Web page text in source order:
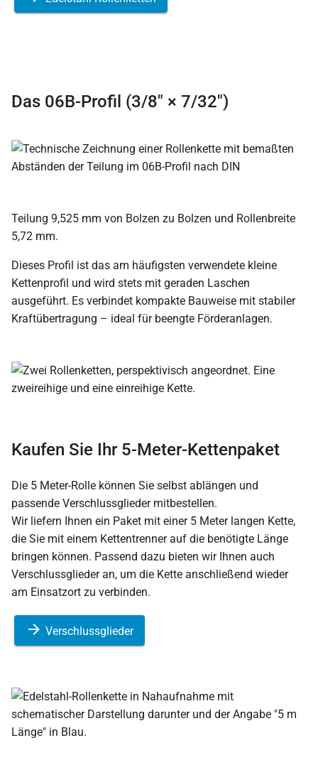
Das 06B-Profil (3/8″ × 7/32″)
Teilung 9,525 mm von Bolzen zu Bolzen und Rollenbreite
5,72 mm.
Dieses Profil ist das am häufigsten verwendete kleine
Kettenprofil und wird stets mit geraden Laschen
ausgeführt. Es verbindet kompakte Bauweise mit stabiler
Kraftübertragung – ideal für beengte Förderanlagen.
Kaufen Sie Ihr 5-Meter-Kettenpaket
Die 5 Meter-Rolle können Sie selbst ablängen und
passende Verschlussglieder mitbestellen.
Wir liefern Ihnen ein Paket mit einer 5 Meter langen Kette,
die Sie mit einem Kettentrenner auf die benötigte Länge
bringen können. Passend dazu bieten wir Ihnen auch
Verschlussglieder an, um die Kette anschließend wieder
am Einsatzort zu verbinden.
Verschlussglieder